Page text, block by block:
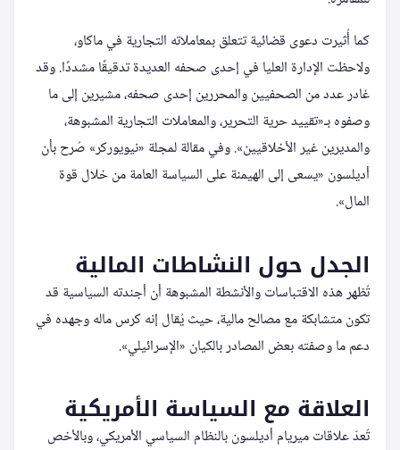
كما أُثيرت دعوى قضائية تتعلق بمعاملاته التجارية في ماكاو،
ولاحظت الإدارة العليا في إحدى صحفه العديدة تدقيقًا مشددًا. وقد
غادر عدد من الصحفيين والمحررين إحدى صحفه، مشيرين إلى ما
وصفوه بـ«تقييد حرية التحرير، والمعاملات التجارية المشبوهة،
والمديرين غير الأخلاقيين». وفي مقالة لمجلة «نيويوركر» صُرح بأن
أديلسون «يسعى إلى الهيمنة على السياسة العامة من خلال قوة
المال».
الجدل حول النشاطات المالية
تُظهر هذه الاقتباسات والأنشطة المشبوهة أن أجندته السياسية قد
تكون متشابكة مع مصالح مالية، حيث يُقال إنه كرس ماله وجهده في
دعم ما وصفته بعض المصادر بالكيان «الإسرائيلي».
العلاقة مع السياسة الأمريكية
تُعدّ علاقات ميريام أديلسون بالنظام السياسي الأمريكي، وبالأخص